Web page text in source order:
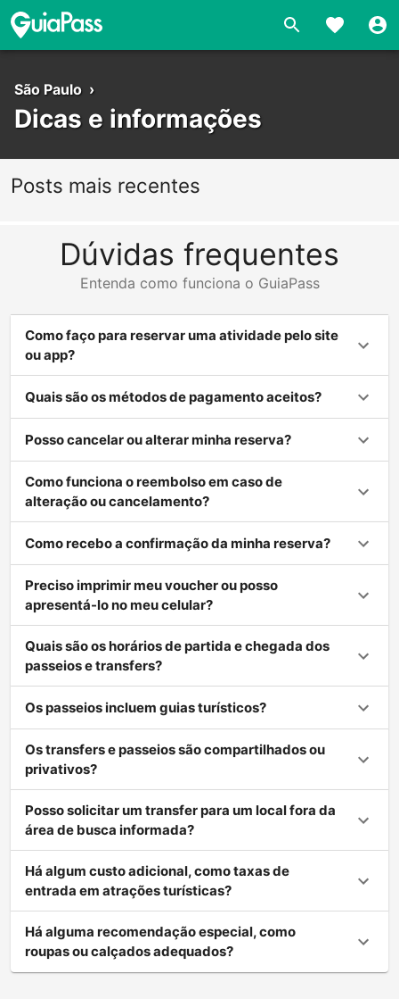
São Paulo ›
Dicas e informações
Posts mais recentes
Dúvidas frequentes
Entenda como funciona o GuiaPass
Como faço para reservar uma atividade pelo site
ou app?
Quais são os métodos de pagamento aceitos?
Posso cancelar ou alterar minha reserva?
Como funciona o reembolso em caso de
alteração ou cancelamento?
Como recebo a confirmação da minha reserva?
Preciso imprimir meu voucher ou posso
apresentá-lo no meu celular?
Quais são os horários de partida e chegada dos
passeios e transfers?
Os passeios incluem guias turísticos?
Os transfers e passeios são compartilhados ou
privativos?
Posso solicitar um transfer para um local fora da
área de busca informada?
Há algum custo adicional, como taxas de
entrada em atrações turísticas?
Há alguma recomendação especial, como
roupas ou calçados adequados?